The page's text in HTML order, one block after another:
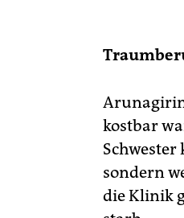
kostbar
sondern
die Klinik